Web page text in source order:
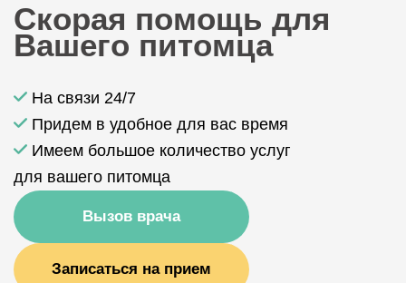
Скорая помощь для
Вашего питомца
На связи 24/7
Придем в удобное для вас время
Имеем большое количество услуг
для вашего питомца
Вызов врача
Записаться на прием